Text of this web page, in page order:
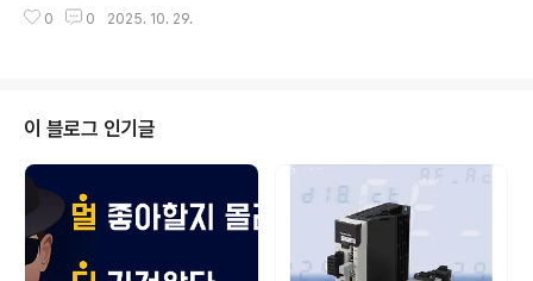
추정되었습니다. 3. 해결방법 문제의 원인을 분석..
세팅이 가능하며, 사용자에게 직관적인 인터페이스를 제공
않는 문제를 경험하였습니다. 이로 인해 설비 가동이 중단
되어 생산성에 큰 영향을 미쳤습니다. 초기 분석 결과, 정전
이나 노후로 인한 고장이 의심되었습니다.3. 해결방법 문
제 해결을 위해 장비의 전원 입력 및 출력을 테스트하였고,
육안 점검과 각 소자에 대한 전자적 테스트를 진행했습니
다. ..
0 0 2025. 10. 29.
이 블로그 인기글